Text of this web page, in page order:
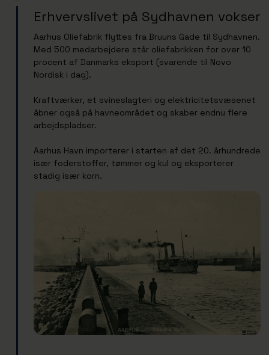
Erhvervslivet på Sydhavnen vokser
Aarhus Oliefabrik flyttes fra Bruuns Gade til Sydhavnen.
Med 500 medarbejdere står oliefabrikken for over 10
procent af Danmarks eksport (svarende til Novo
Nordisk i dag).
Kraftværker, et svineslagteri og elektricitetsvæsenet
åbner også på havneområdet og skaber endnu flere
arbejdspladser.
Aarhus Havn importerer i starten af det 20. århundrede
især foderstoffer, tømmer og kul og eksporterer
stadig især korn.